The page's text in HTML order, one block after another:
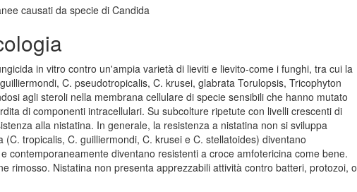
causati da specie di Candida
in vitro contro un'ampia varietà di lieviti e lievito-come i funghi, tra cui la
C. pseudotropicalis, C. krusei, glabrata Torulopsis, Tricophyton
agli steroli nella membrana cellulare di specie sensibili che hanno mutato
di componenti intracellulari. Su subcolture ripetute con livelli crescenti di
alla nistatina. In generale, la resistenza a nistatina non si sviluppa
tropicalis, C. guilliermondi, C. krusei e C. stellatoides) diventano
contemporaneamente diventano resistenti a croce amfotericina come bene.
rimosso. Nistatina non presenta apprezzabili attività contro batteri, protozoi, o